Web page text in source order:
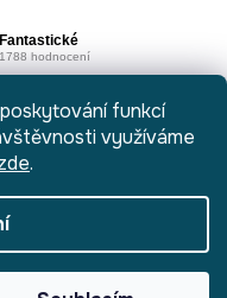
funkcí
využíváme
.